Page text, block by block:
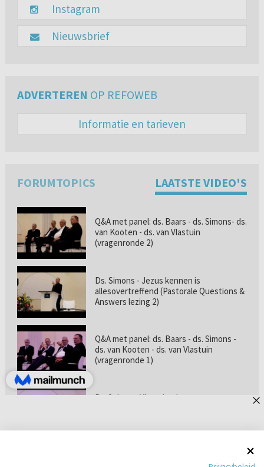
Instagram
Nieuwsbrief
ADVERTEREN OP REFOWEB
Informatie en tarieven
FORUMTOPICS LAATSTE VIDEO'S
Q&A met panel: ds. Baars - ds. Simons- ds.
van Kooten - ds. van Vlastuin
(vragenronde 2)
Ds. Simons - Jezus kennen is
allesovertreffend (Pastorale Questions &
Answers lezing 2)
Q&A met panel: ds. Baars - ds. Simons -
ds. van Kooten - ds. van Vlastuin
(vragenronde 1)
Prof. dr. van Vlastuin - Is